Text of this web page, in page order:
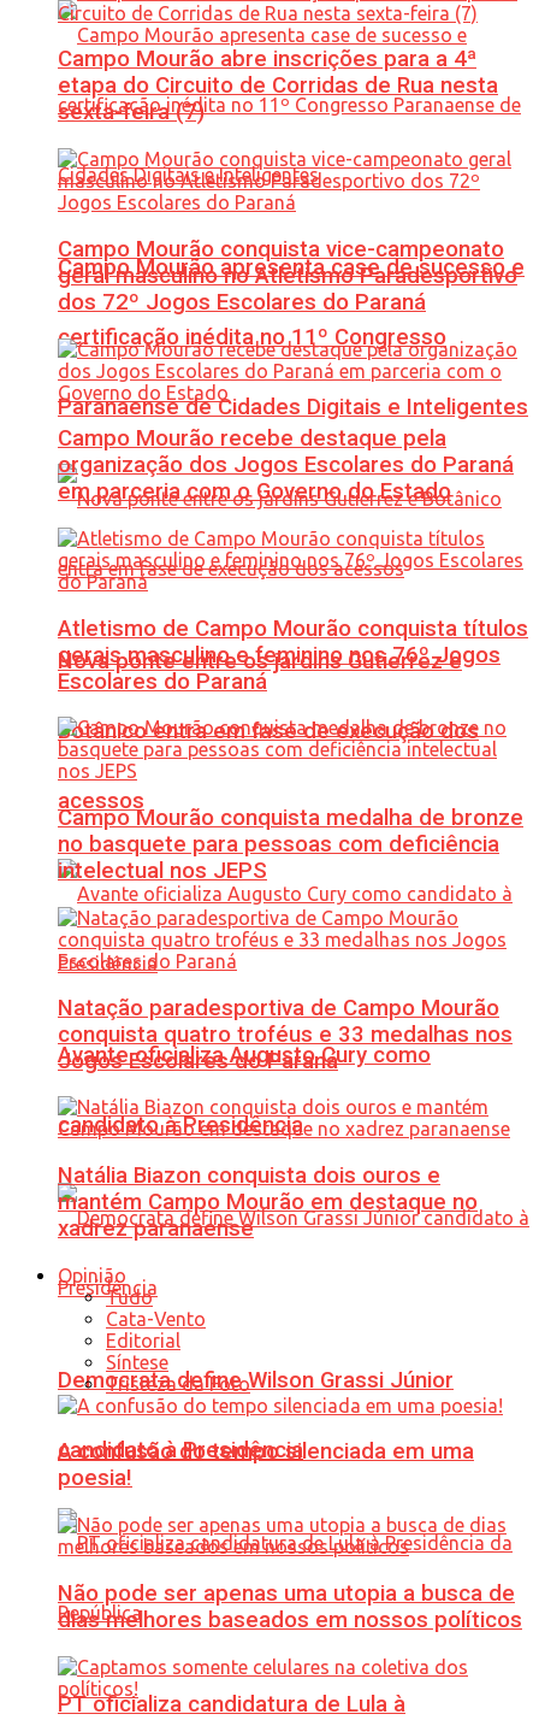
Campo Mourão apresenta case de sucesso e
certificação inédita no 11º Congresso
Paranaense de Cidades Digitais e Inteligentes
Nova ponte entre os jardins Gutierrez e
Botânico entra em fase de execução dos
acessos
Avante oficializa Augusto Cury como
candidato à Presidência
Democrata define Wilson Grassi Júnior
candidato à Presidência
PT oficializa candidatura de Lula à
Campo Mourão abre inscrições para a 4ª
etapa do Circuito de Corridas de Rua nesta
sexta-feira (7)
Campo Mourão conquista vice-campeonato
geral masculino no Atletismo Paradesportivo
dos 72º Jogos Escolares do Paraná
Campo Mourão recebe destaque pela
organização dos Jogos Escolares do Paraná
em parceria com o Governo do Estado
Atletismo de Campo Mourão conquista títulos
gerais masculino e feminino nos 76º Jogos
Escolares do Paraná
Campo Mourão conquista medalha de bronze
no basquete para pessoas com deficiência
intelectual nos JEPS
Natação paradesportiva de Campo Mourão
conquista quatro troféus e 33 medalhas nos
Jogos Escolares do Paraná
Natália Biazon conquista dois ouros e
mantém Campo Mourão em destaque no
xadrez paranaense
Opinião
Tudo
Cata-Vento
Editorial
Síntese
Tristeza da Foto
A confusão do tempo silenciada em uma
poesia!
Não pode ser apenas uma utopia a busca de
dias melhores baseados em nossos políticos